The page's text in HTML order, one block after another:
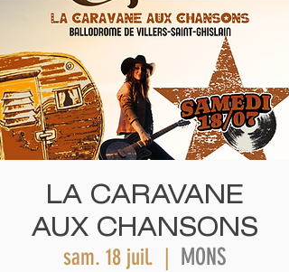
LA CARAVANE
AUX CHANSONS
sam. 18 juil.
  |
MONS